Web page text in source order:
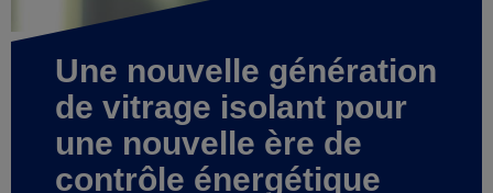
et
de
l'énergie
photovoltaïque